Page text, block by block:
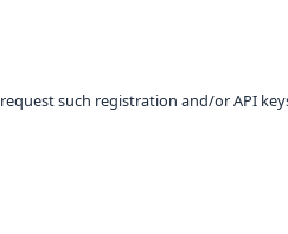
such registration and/or API